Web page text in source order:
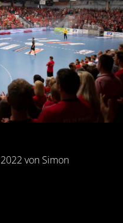
von Simon